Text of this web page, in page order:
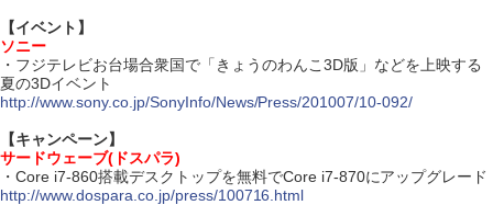
【イベント】
ソニー
・フジテレビお台場合衆国で「きょうのわんこ3D版」などを上映する
夏の3Dイベント
http://www.sony.co.jp/SonyInfo/News/Press/201007/10-092/
【キャンペーン】
サードウェーブ(ドスパラ)
・Core i7-860搭載デスクトップを無料でCore i7-870にアップグレード
http://www.dospara.co.jp/press/100716.html